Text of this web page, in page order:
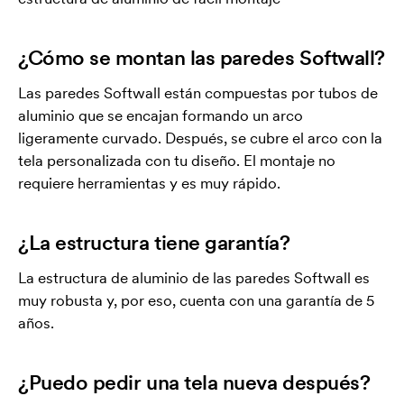
¿Cómo se montan las paredes Softwall?
Las paredes Softwall están compuestas por tubos de
aluminio que se encajan formando un arco
ligeramente curvado. Después, se cubre el arco con la
tela personalizada con tu diseño. El montaje no
requiere herramientas y es muy rápido.
¿La estructura tiene garantía?
La estructura de aluminio de las paredes Softwall es
muy robusta y, por eso, cuenta con una garantía de 5
años.
¿Puedo pedir una tela nueva después?